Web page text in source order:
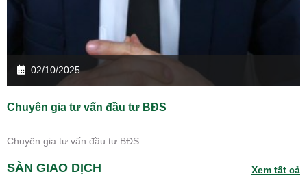
02/10/2025
Chuyên gia tư vấn đầu tư BĐS
Chuyên gia tư vấn đầu tư BĐS
SÀN GIAO DỊCH Xem tất cả